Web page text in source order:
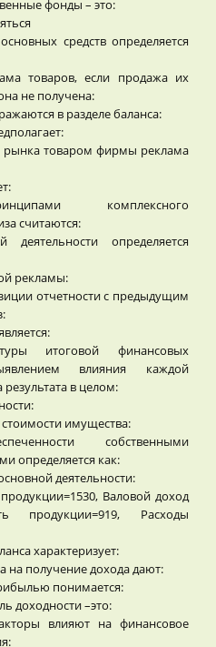
фонды – это:
средств определяется
товаров, если продажа их
не получена:
в разделе баланса:
рынка товаром фирмы реклама
комплексного
считаются:
деятельности определяется
рекламы:
отчетности с предыдущим
итоговой финансовых
влияния каждой
в целом:
имущества:
собственными
определяется как:
деятельности:
Валовой доход
продукции=919, Расходы
характеризует:
на получение дохода дают:
понимается:
доходности –это:
влияют на финансовое